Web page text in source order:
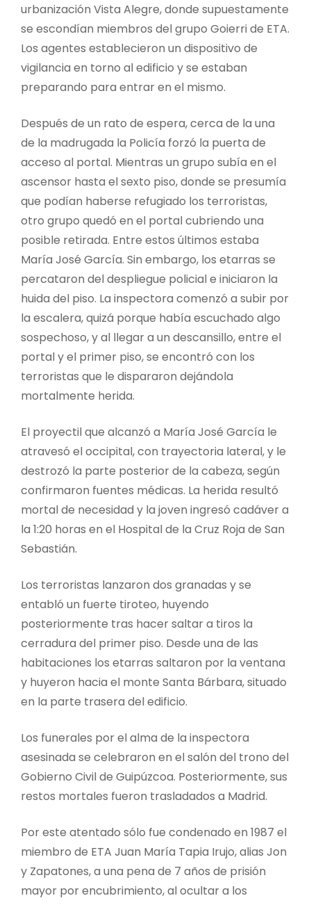
urbanización Vista Alegre, donde supuestamente
se escondían miembros del grupo Goierri de ETA.
Los agentes establecieron un dispositivo de
vigilancia en torno al edificio y se estaban
preparando para entrar en el mismo.
Después de un rato de espera, cerca de la una
de la madrugada la Policía forzó la puerta de
acceso al portal. Mientras un grupo subía en el
ascensor hasta el sexto piso, donde se presumía
que podían haberse refugiado los terroristas,
otro grupo quedó en el portal cubriendo una
posible retirada. Entre estos últimos estaba
María José García. Sin embargo, los etarras se
percataron del despliegue policial e iniciaron la
huida del piso. La inspectora comenzó a subir por
la escalera, quizá porque había escuchado algo
sospechoso, y al llegar a un descansillo, entre el
portal y el primer piso, se encontró con los
terroristas que le dispararon dejándola
mortalmente herida.
El proyectil que alcanzó a María José García le
atravesó el occipital, con trayectoria lateral, y le
destrozó la parte posterior de la cabeza, según
confirmaron fuentes médicas. La herida resultó
mortal de necesidad y la joven ingresó cadáver a
la 1:20 horas en el Hospital de la Cruz Roja de San
Sebastián.
Los terroristas lanzaron dos granadas y se
entabló un fuerte tiroteo, huyendo
posteriormente tras hacer saltar a tiros la
cerradura del primer piso. Desde una de las
habitaciones los etarras saltaron por la ventana
y huyeron hacia el monte Santa Bárbara, situado
en la parte trasera del edificio.
Los funerales por el alma de la inspectora
asesinada se celebraron en el salón del trono del
Gobierno Civil de Guipúzcoa. Posteriormente, sus
restos mortales fueron trasladados a Madrid.
Por este atentado sólo fue condenado en 1987 el
miembro de ETA Juan María Tapia Irujo, alias Jon
y Zapatones, a una pena de 7 años de prisión
mayor por encubrimiento, al ocultar a los